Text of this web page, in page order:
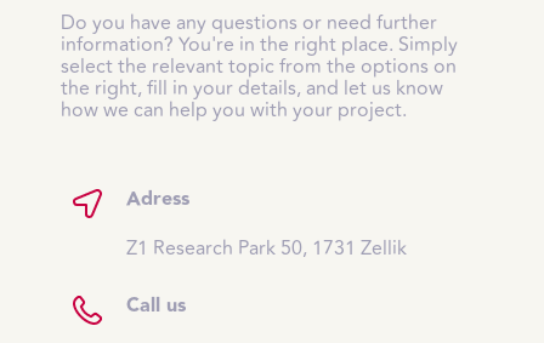
Do you have any questions or need further
information? You're in the right place. Simply
select the relevant topic from the options on
the right, fill in your details, and let us know
how we can help you with your project.
Adress
Z1 Research Park 50, 1731 Zellik
Call us